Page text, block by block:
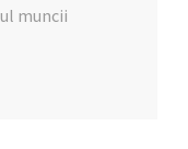
muncii